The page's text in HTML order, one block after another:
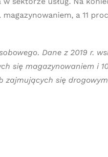
a 11
Dane z 2019 r.
się magazynowaniem i
zajmujących się